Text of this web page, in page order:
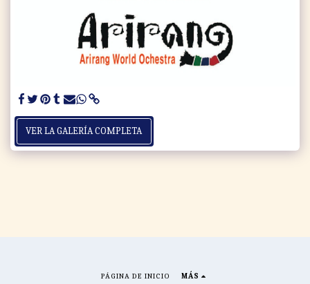
VER LA GALERÍA COMPLETA
PÁGINA DE INICIO MÁS